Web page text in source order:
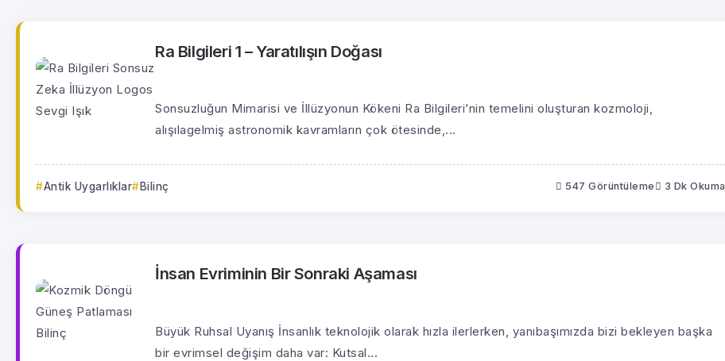
Ra Bilgileri 1 – Yaratılışın Doğası
Sonsuzluğun Mimarisi ve İllüzyonun Kökeni Ra Bilgileri’nin temelini oluşturan kozmoloji,
alışılagelmiş astronomik kavramların çok ötesinde,...
Antik Uygarlıklar Bilinç 547 Görüntüleme 3 Dk Okuma
İnsan Evriminin Bir Sonraki Aşaması
Büyük Ruhsal Uyanış İnsanlık teknolojik olarak hızla ilerlerken, yanıbaşımızda bizi bekleyen başka
bir evrimsel değişim daha var: Kutsal...